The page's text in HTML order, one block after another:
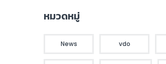
หมวดหมู่
News vdo